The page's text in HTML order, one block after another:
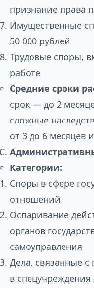
признание права
Имущественные
50 000 рублей
Трудовые споры,
работе
Средние сроки
срок — до 2
сложные
от 3 до 6 месяцев
Категории:
Споры в сфере
отношений
Оспаривание
органов
самоуправления
Дела, связанные
в